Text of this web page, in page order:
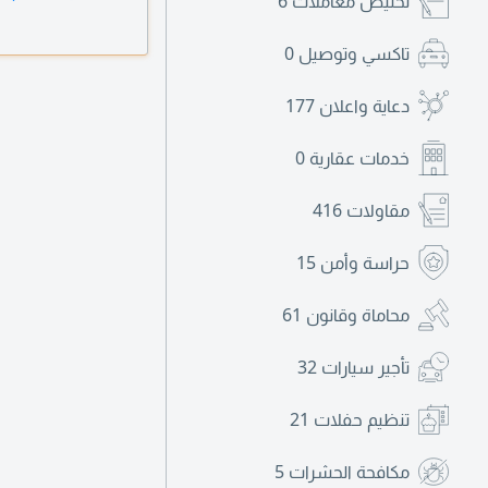
تاكسي وتوصيل 0
دعاية واعلان 177
خدمات عقارية 0
مقاولات 416
حراسة وأمن 15
محاماة وقانون 61
تأجير سيارات 32
تنظيم حفلات 21
مكافحة الحشرات 5